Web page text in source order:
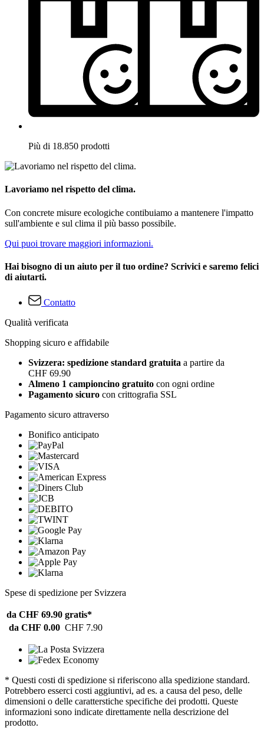
Più di 18.850 prodotti
Lavoriamo nel rispetto del clima.
Con concrete misure ecologiche contibuiamo a mantenere l'impatto
sull'ambiente e sul clima il più basso possibile.
Qui puoi trovare maggiori informazioni.
Hai bisogno di un aiuto per il tuo ordine? Scrivici e saremo felici
di aiutarti.
Contatto
Qualità verificata
Shopping sicuro e affidabile
Svizzera: spedizione standard gratuita a partire da
CHF 69.90
Almeno 1 campioncino gratuito con ogni ordine
Pagamento sicuro con crittografia SSL
Pagamento sicuro attraverso
Bonifico anticipato
Spese di spedizione per Svizzera
da CHF 69.90 gratis*
da CHF 0.00 CHF 7.90
* Questi costi di spedizione si riferiscono alla spedizione standard.
Potrebbero esserci costi aggiuntivi, ad es. a causa del peso, delle
dimensioni o delle caratterstiche specifiche dei prodotti. Queste
informazioni sono indicate direttamente nella descrizione del
prodotto.